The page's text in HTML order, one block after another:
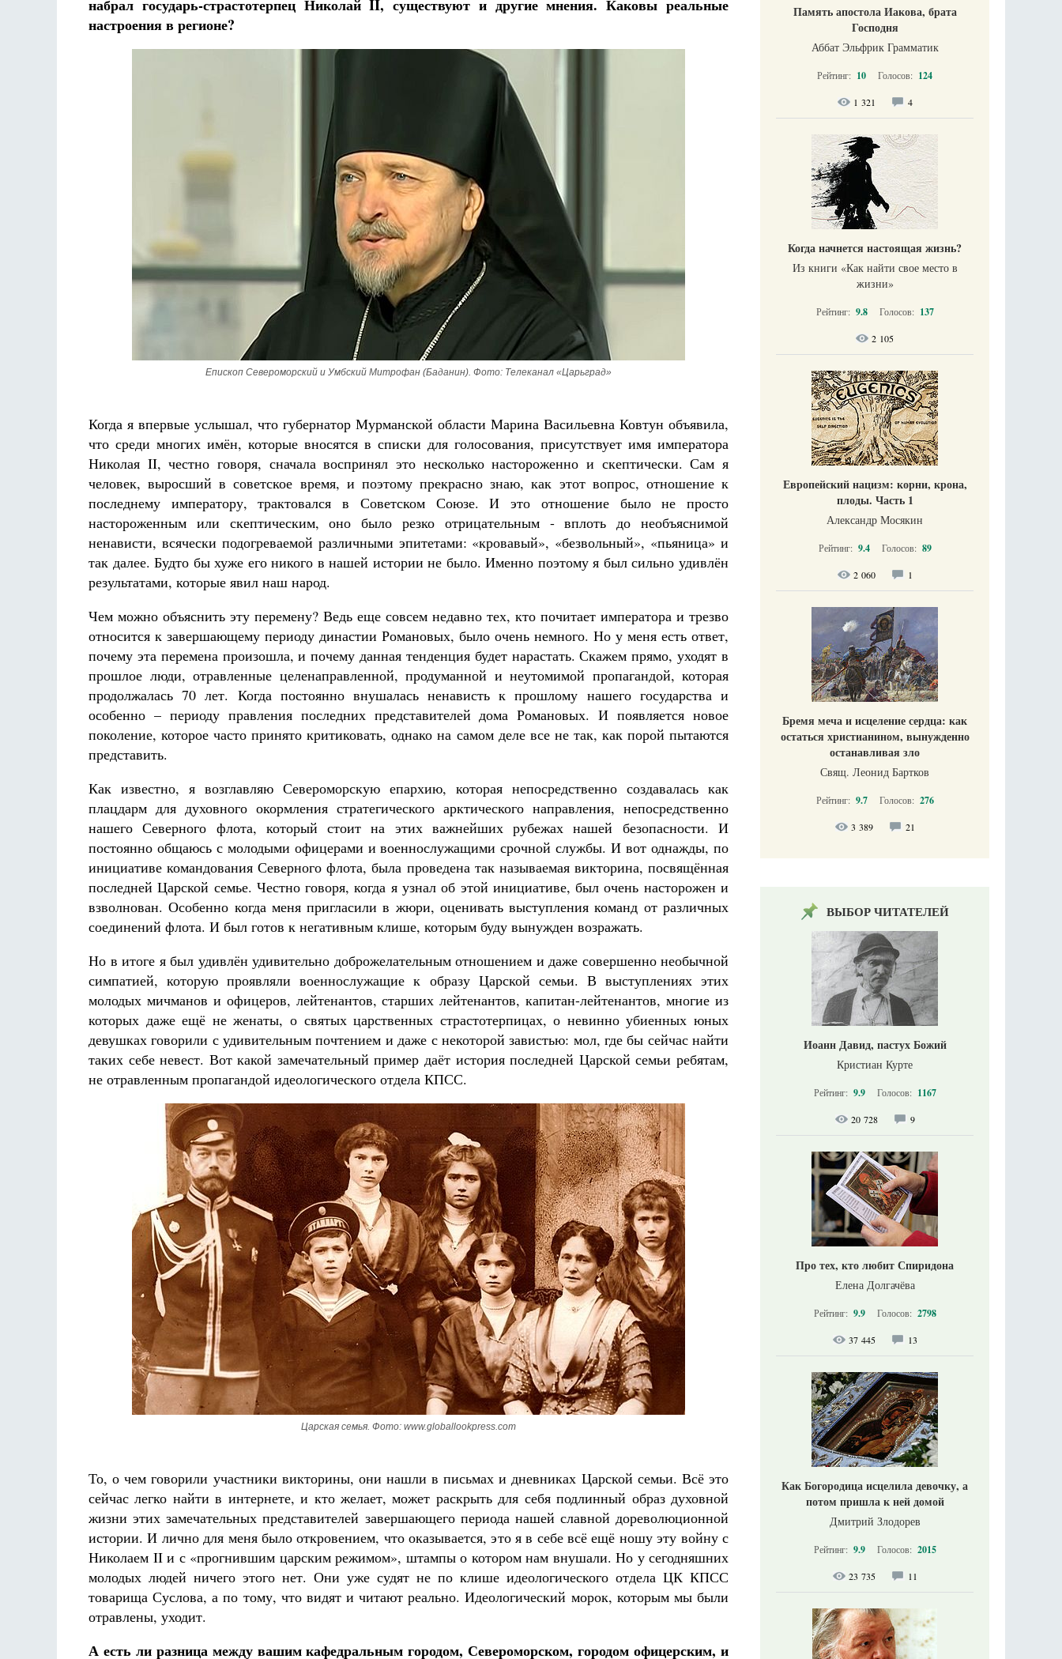
набрал государь-страстотерпец Николай II, существуют и другие мнения. Каковы реальные
настроения в регионе?
Епископ Североморский и Умбский Митрофан (Баданин). Фото: Телеканал «Царьград»
Когда я впервые услышал, что губернатор Мурманской области Марина Васильевна Ковтун объявила,
что среди многих имён, которые вносятся в списки для голосования, присутствует имя императора
Николая II, честно говоря, сначала воспринял это несколько настороженно и скептически. Сам я
человек, выросший в советское время, и поэтому прекрасно знаю, как этот вопрос, отношение к
последнему императору, трактовался в Советском Союзе. И это отношение было не просто
настороженным или скептическим, оно было резко отрицательным - вплоть до необъяснимой
ненависти, всячески подогреваемой различными эпитетами: «кровавый», «безвольный», «пьяница» и
так далее. Будто бы хуже его никого в нашей истории не было. Именно поэтому я был сильно удивлён
результатами, которые явил наш народ.
Чем можно объяснить эту перемену? Ведь еще совсем недавно тех, кто почитает императора и трезво
относится к завершающему периоду династии Романовых, было очень немного. Но у меня есть ответ,
почему эта перемена произошла, и почему данная тенденция будет нарастать. Скажем прямо, уходят в
прошлое люди, отравленные целенаправленной, продуманной и неутомимой пропагандой, которая
продолжалась 70 лет. Когда постоянно внушалась ненависть к прошлому нашего государства и
особенно – периоду правления последних представителей дома Романовых. И появляется новое
поколение, которое часто принято критиковать, однако на самом деле все не так, как порой пытаются
представить.
Как известно, я возглавляю Североморскую епархию, которая непосредственно создавалась как
плацдарм для духовного окормления стратегического арктического направления, непосредственно
нашего Северного флота, который стоит на этих важнейших рубежах нашей безопасности. И
постоянно общаюсь с молодыми офицерами и военнослужащими срочной службы. И вот однажды, по
инициативе командования Северного флота, была проведена так называемая викторина, посвящённая
последней Царской семье. Честно говоря, когда я узнал об этой инициативе, был очень насторожен и
взволнован. Особенно когда меня пригласили в жюри, оценивать выступления команд от различных
соединений флота. И был готов к негативным клише, которым буду вынужден возражать.
Но в итоге я был удивлён удивительно доброжелательным отношением и даже совершенно необычной
симпатией, которую проявляли военнослужащие к образу Царской семьи. В выступлениях этих
молодых мичманов и офицеров, лейтенантов, старших лейтенантов, капитан-лейтенантов, многие из
которых даже ещё не женаты, о святых царственных страстотерпицах, о невинно убиенных юных
девушках говорили с удивительным почтением и даже с некоторой завистью: мол, где бы сейчас найти
таких себе невест. Вот какой замечательный пример даёт история последней Царской семьи ребятам,
не отравленным пропагандой идеологического отдела КПСС.
Царская семья. Фото: www.globallookpress.com
То, о чем говорили участники викторины, они нашли в письмах и дневниках Царской семьи. Всё это
сейчас легко найти в интернете, и кто желает, может раскрыть для себя подлинный образ духовной
жизни этих замечательных представителей завершающего периода нашей славной дореволюционной
истории. И лично для меня было откровением, что оказывается, это я в себе всё ещё ношу эту войну с
Николаем II и с «прогнившим царским режимом», штампы о котором нам внушали. Но у сегодняшних
молодых людей ничего этого нет. Они уже судят не по клише идеологического отдела ЦК КПСС
товарища Суслова, а по тому, что видят и читают реально. Идеологический морок, которым мы были
отравлены, уходит.
А есть ли разница между вашим кафедральным городом, Североморском, городом офицерским, и
Память апостола Иакова, брата
Господня
Аббат Эльфрик Грамматик
Рейтинг: 10 Голосов: 124
1 321 4
Когда начнется настоящая жизнь?
Из книги «Как найти свое место в
жизни​»
Рейтинг: 9.8 Голосов: 137
2 105
Европейский нацизм: корни, крона,
плоды. Часть 1
Александр Мосякин
Рейтинг: 9.4 Голосов: 89
2 060 1
Бремя меча и исцеление сердца: как
остаться христианином, вынужденно
останавливая зло
Свящ. Леонид Бартков
Рейтинг: 9.7 Голосов: 276
3 389 21
ВЫБОР ЧИТАТЕЛЕЙ
Иоанн Давид, пастух Божий
Кристиан Курте
Рейтинг: 9.9 Голосов: 1167
20 728 9
Про тех, кто любит Спиридона
Елена Долгачёва
Рейтинг: 9.9 Голосов: 2798
37 445 13
Как Богородица исцелила девочку, а
потом пришла к ней домой
Дмитрий Злодорев
Рейтинг: 9.9 Голосов: 2015
23 735 11